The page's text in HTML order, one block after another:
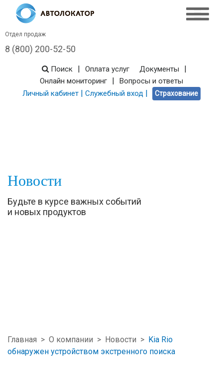
Отдел продаж
8 (800) 200-52-50
Поиск | Оплата услуг Документы |
Онлайн мониторинг |
Вопросы и ответы
Личный кабинет | Служебный вход | Страхование
Новости
Будьте в курсе важных событий
и новых продуктов
Главная > О компании > Новости > Kia Rio
обнаружен устройством экстренного поиска